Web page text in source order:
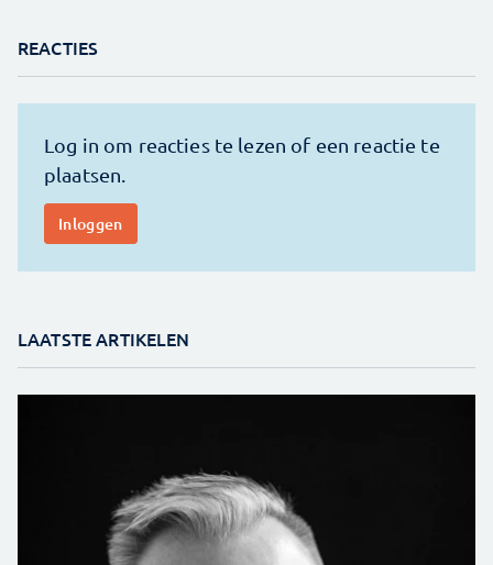
REACTIES
LAATSTE ARTIKELEN